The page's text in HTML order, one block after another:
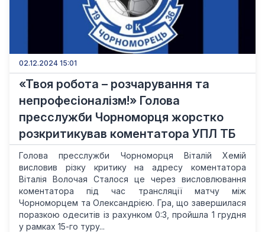
02.12.2024 15:01
«Твоя робота – розчарування та
непрофесіоналізм!» Голова
пресслужби Чорноморця жорстко
розкритикував коментатора УПЛ ТБ
Голова пресслужби Чорноморця Віталій Хемій
висловив різку критику на адресу коментатора
Віталія Волочая Сталося це через висловлювання
коментатора під час трансляції матчу між
Чорноморцем та Олександрією. Гра, що завершилася
поразкою одеситів із рахунком 0:3, пройшла 1 грудня
у рамках 15-го туру...